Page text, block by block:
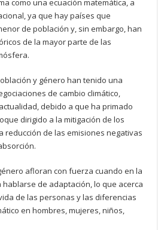
como una ecuación matemática, a
ya que hay países que
de población y, sin embargo, han
de la mayor parte de las
y género han tenido una
de cambio climático,
debido a que ha primado
dirigido a la mitigación de los
reducción de las emisiones negativas
afloran con fuerza cuando en la
de adaptación, lo que acerca
de las personas y las diferencias
en hombres, mujeres, niños,